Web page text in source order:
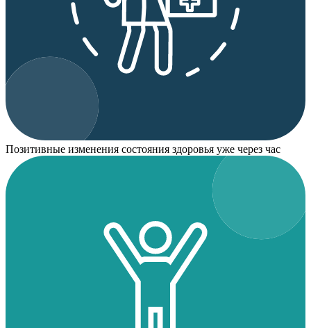
Позитивные изменения состояния здоровья уже через час